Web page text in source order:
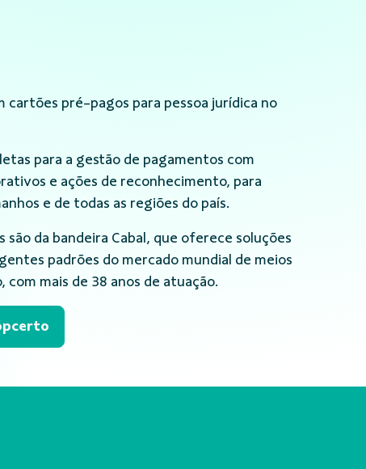
cartões pré-pagos para pessoa jurídica no
para a gestão de pagamentos com
e ações de reconhecimento, para
e de todas as regiões do país.
são da bandeira Cabal, que oferece soluções
padrões do mercado mundial de meios
mais de 38 anos de atuação.